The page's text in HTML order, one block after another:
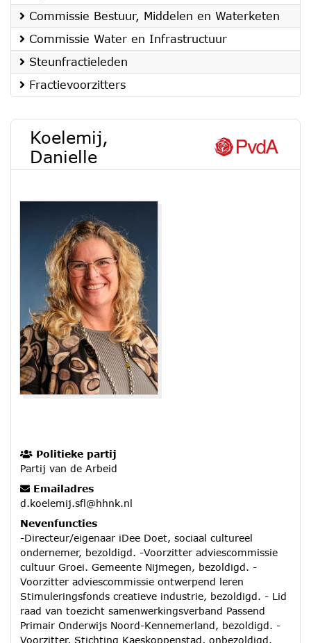
Commissie Bestuur, Middelen en Waterketen
Commissie Water en Infrastructuur
Steunfractieleden
Fractievoorzitters
Koelemij,
Danielle
Politieke partij
Partij van de Arbeid
Emailadres
d.koelemij.sfl@hhnk.nl
Nevenfuncties
-Directeur/eigenaar iDee Doet, sociaal cultureel
ondernemer, bezoldigd. -Voorzitter adviescommissie
cultuur Groei. Gemeente Nijmegen, bezoldigd. -
Voorzitter adviescommissie ontwerpend leren
Stimuleringsfonds creatieve industrie, bezoldigd. - Lid
raad van toezicht samenwerkingsverband Passend
Primair Onderwijs Noord-Kennemerland, bezoldigd. -
Voorzitter, Stichting Kaeskoppenstad, onbezoldigd.